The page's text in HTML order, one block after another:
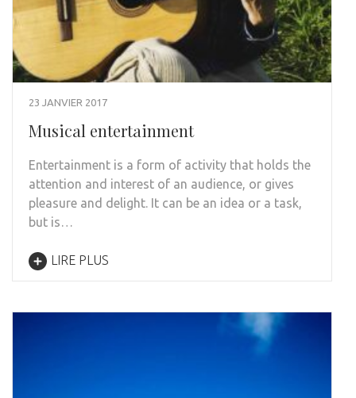
23 JANVIER 2017
Musical entertainment
Entertainment is a form of activity that holds the
attention and interest of an audience, or gives
pleasure and delight. It can be an idea or a task,
but is…
LIRE PLUS